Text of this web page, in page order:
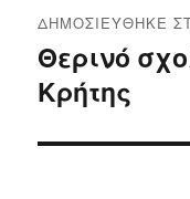
άρθρων
ΔΗΜΟΣΙΕΎΘΗΚΕ
Θερινό
Κρήτης